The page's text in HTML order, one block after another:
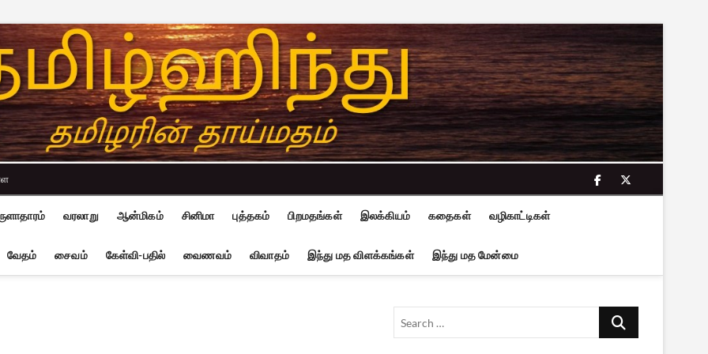
facebook
twitter
வரலாறு ஆன்மிகம் சினிமா புத்தகம் பிறமதங்கள் இலக்கியம் கதைகள் வழிகாட்டிகள்
வேதம் சைவம் கேள்வி-பதில் வைணவம் விவாதம் இந்து மத விளக்கங்கள் இந்து மத மேன்மை
Search